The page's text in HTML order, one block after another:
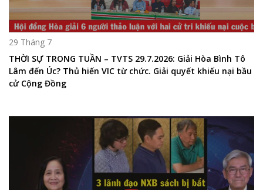
29 Tháng 7
THỜI SỰ TRONG TUẦN – TVTS 29.7.2026: Giải Hòa Bình Tô
Lâm đến Úc? Thủ hiến VIC từ chức. Giải quyết khiếu nại bầu
cử Cộng Đồng